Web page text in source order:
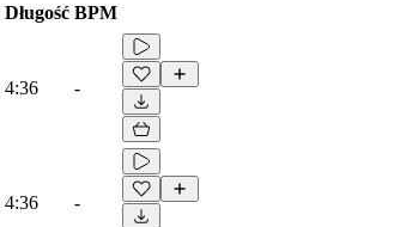
Długość BPM
4:36 -
4:36 -